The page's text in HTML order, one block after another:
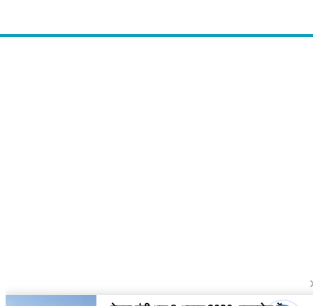
Follow Us